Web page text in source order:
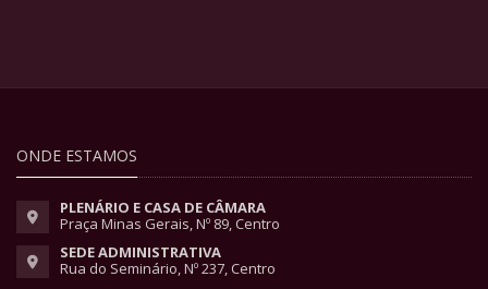
ONDE ESTAMOS
PLENÁRIO E CASA DE CÂMARA
Praça Minas Gerais, Nº 89, Centro
SEDE ADMINISTRATIVA
Rua do Seminário, Nº 237, Centro